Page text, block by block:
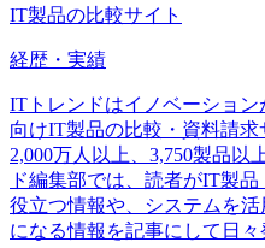
IT製品の比較サイト
経歴・実績
ITトレンドはイノベーション
向けIT製品の比較・資料請
2,000万人以上、3,750製品
ド編集部では、読者がIT製
役立つ情報や、システムを
になる情報を記事にして日々